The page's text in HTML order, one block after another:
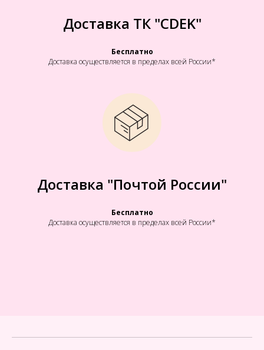
Доставка ТК "CDEK"
Бесплатно
Доставка осуществляется в пределах всей России*
Доставка "Почтой России"
Бесплатно
Доставка осуществляется в пределах всей России*